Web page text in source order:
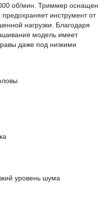
об/мин. Триммер оснащен
инструмент от
нагрузки. Благодаря
модель имеет
даже под низкими
уровень шума